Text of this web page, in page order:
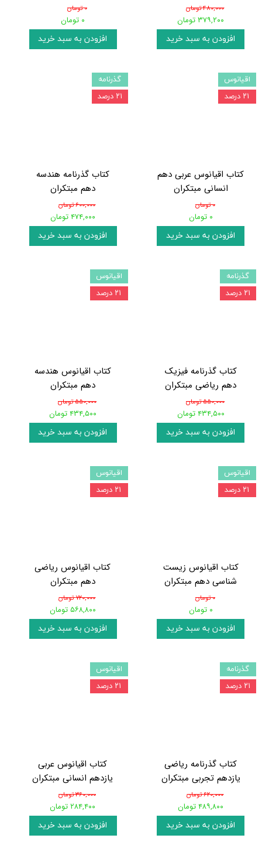
۴۸۰,۰۰۰ تومان
۳۷۹,۲۰۰ تومان
افزودن به سبد خرید
۰ تومان
۰ تومان
افزودن به سبد خرید
کتاب اقیانوس عربی دهم
انسانی مبتکران
۰ تومان
۰ تومان
افزودن به سبد خرید
اقیانوس
۲۱ درصد
کتاب گذرنامه هندسه
دهم مبتکران
۶۰۰,۰۰۰ تومان
۴۷۴,۰۰۰ تومان
افزودن به سبد خرید
گذرنامه
۲۱ درصد
کتاب گذرنامه فیزیک
دهم ریاضی مبتکران
۵۵۰,۰۰۰ تومان
۴۳۴,۵۰۰ تومان
افزودن به سبد خرید
گذرنامه
۲۱ درصد
کتاب اقیانوس هندسه
دهم مبتکران
۵۵۰,۰۰۰ تومان
۴۳۴,۵۰۰ تومان
افزودن به سبد خرید
اقیانوس
۲۱ درصد
کتاب اقیانوس زیست
شناسی دهم مبتکران
۰ تومان
۰ تومان
افزودن به سبد خرید
اقیانوس
۲۱ درصد
کتاب اقیانوس ریاضی
دهم مبتکران
۷۲۰,۰۰۰ تومان
۵۶۸,۸۰۰ تومان
افزودن به سبد خرید
اقیانوس
۲۱ درصد
کتاب گذرنامه ریاضی
یازدهم تجربی مبتکران
۶۲۰,۰۰۰ تومان
۴۸۹,۸۰۰ تومان
افزودن به سبد خرید
گذرنامه
۲۱ درصد
کتاب اقیانوس عربی
یازدهم انسانی مبتکران
۳۶۰,۰۰۰ تومان
۲۸۴,۴۰۰ تومان
افزودن به سبد خرید
اقیانوس
۲۱ درصد